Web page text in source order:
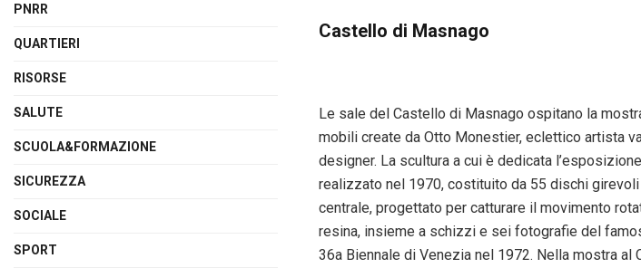
Castello di Masnago
Le sale del Castello di Masnago ospitano la
mobili create da Otto Monestier, eclettico artista
designer. La scultura a cui è dedicata
realizzato nel 1970, costituito da 55 dischi
centrale, progettato per catturare il movimento
resina, insieme a schizzi e sei fotografie del
36a Biennale di Venezia nel 1972. Nella mostra
PNRR
QUARTIERI
RISORSE
SALUTE
SCUOLA&FORMAZIONE
SICUREZZA
SOCIALE
SPORT